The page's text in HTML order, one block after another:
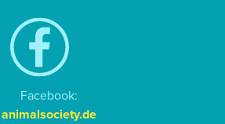
Facebook:
animalsociety.de